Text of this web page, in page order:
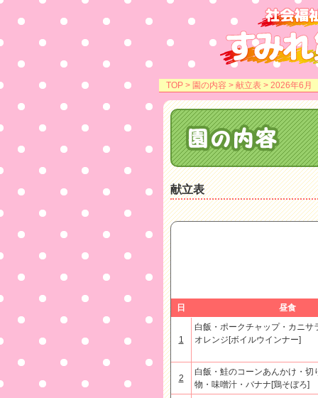
TOP > 園の内容 > 献立表 > 2026年6月
献立表
日 昼食
1
白飯・ポークチャップ・カニサ
オレンジ[ボイルウインナー]
2
白飯・鮭のコーンあんかけ・切
物・味噌汁・バナナ[鶏そぼろ]